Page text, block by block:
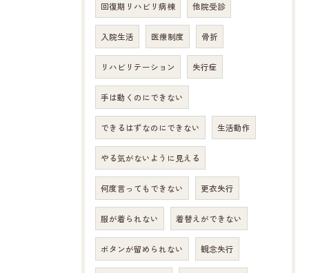
回復期リハビリ病棟 他院受診
入院生活 医療制度 骨折
リハビリテーション 失行症
手は動くのにできない
できるはずなのにできない 生活動作
やる気がないように見える
何度言ってもできない 更衣失行
服が着られない 着替えができない
ボタンが留められない 観念失行